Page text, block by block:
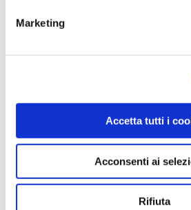
Marketing
Accetta tutti i
Acconsenti ai
Rifiuta